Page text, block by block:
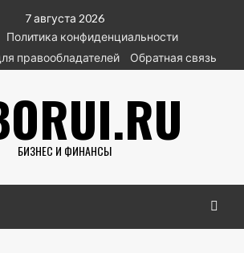
7 августа 2026
Политика конфиденциальности
правообладателей
Обратная связь
БИЗНЕС И ФИНАНСЫ